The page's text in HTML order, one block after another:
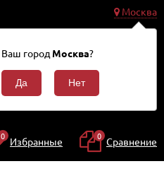
Москва
Ваш город Москва?
Корзина
0 Избранные 0 Сравнение